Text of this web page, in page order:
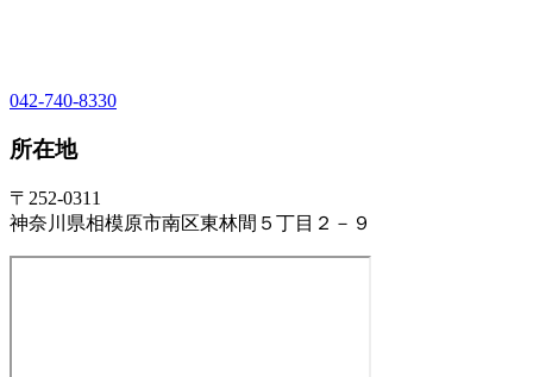
042-740-8330
所在地
〒252-0311
神奈川県相模原市南区東林間５丁目２－９